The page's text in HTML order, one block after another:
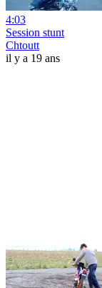
4:03
Session stunt
Chtoutt
il y a 19 ans